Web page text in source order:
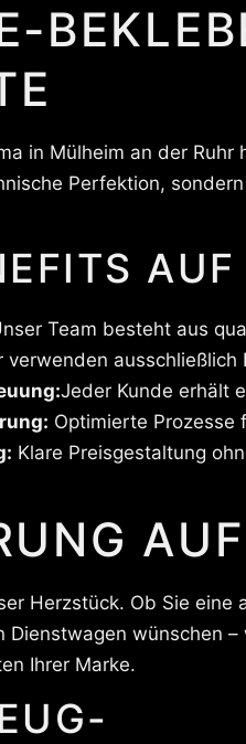
in Mülheim an der
Perfektion,
Team besteht aus
verwenden
Jeder Kunde erhält
Optimierte Prozesse
Klare Preisgestaltung
Herzstück. Ob Sie
Dienstwagen wünschen
Ihrer Marke.